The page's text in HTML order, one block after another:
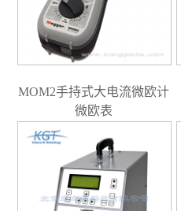
MOM2手持式大电流微欧计
微欧表